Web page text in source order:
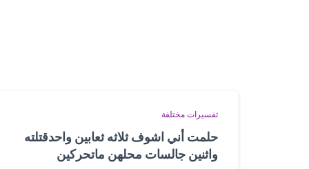
تفسيرات مختلفة
حلمت أني اشوف ثلاثه ثعابين واحدقتلته
واثنين جالسات محلهن ماتحركين